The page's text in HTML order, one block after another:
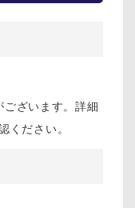
ざいます。詳細
ください。